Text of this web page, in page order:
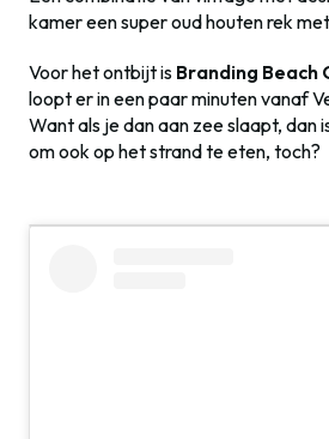
kamer een super oud houten rek
Voor het ontbijt is Branding Beach
loopt er in een paar minuten vanaf
Want als je dan aan zee slaapt, dan
om ook op het strand te eten, toch?